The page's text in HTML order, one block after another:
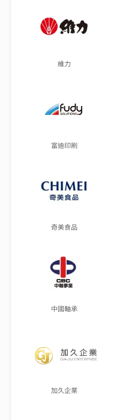
維力
富迪印刷
奇美食品
中國軸承
加久企業